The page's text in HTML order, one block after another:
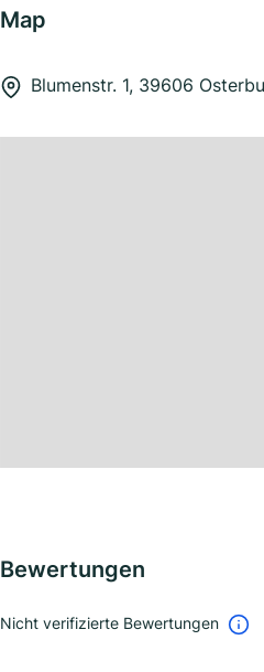
Map
Blumenstr. 1, 39606
Bewertungen
Nicht verifizierte Bewertungen